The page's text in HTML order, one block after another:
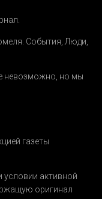
События,Люди,
невозможно, но мы
газеты
условии активной
оригинал